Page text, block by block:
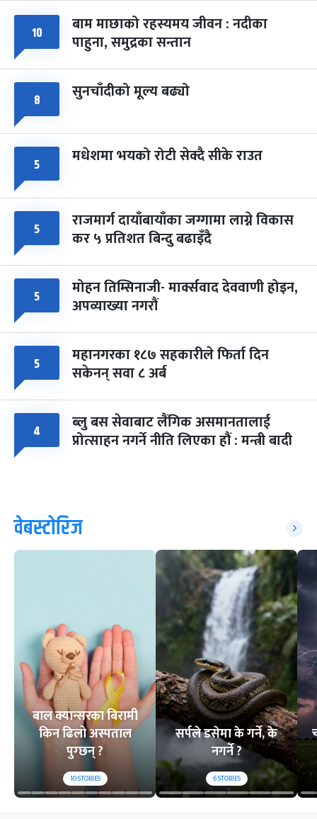
८
सोम
फागुपूर्णिमा
चैत्र ८, २०८३-Mar 22, 2027
७ महिना बाँकी
१० बाम माछाको रहस्यमय जीवन : नदीका
पाहुना, समुद्रका सन्तान
८ सुनचाँदीको मूल्य बढ्यो
५ मधेशमा भयको रोटी सेक्दै सीके राउत
५ राजमार्ग दायाँबायाँका जग्गामा लाग्ने विकास
कर ५ प्रतिशत बिन्दु बढाइँदै
५ मोहन तिम्सिनाजी- मार्क्सवाद देववाणी होइन,
अपव्याख्या नगरौं
५ महानगरका १८७ सहकारीले फिर्ता दिन
सकेनन् सवा ८ अर्ब
४ ब्लु बस सेवाबाट लैंगिक असमानतालाई
प्रोत्साहन नगर्ने नीति लिएका हौं : मन्त्री बादी
वेबस्टोरिज
बाल क्यान्सरका बिरामी
किन ढिलो अस्पताल
पुग्छन् ?
10STORIES
सर्पले डसेमा के गर्ने, के
नगर्ने ?
6STORIES